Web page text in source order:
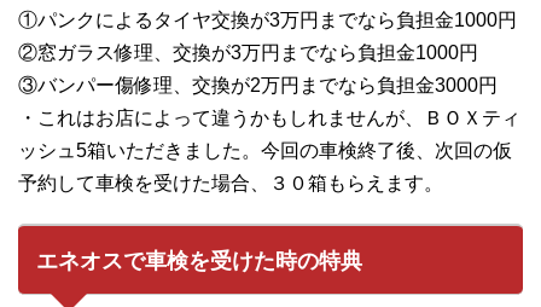
①パンクによるタイヤ交換が3万円までなら負担金1000円
②窓ガラス修理、交換が3万円までなら負担金1000円
③バンパー傷修理、交換が2万円までなら負担金3000円
・これはお店によって違うかもしれませんが、ＢＯＸティ
ッシュ5箱いただきました。今回の車検終了後、次回の仮
予約して車検を受けた場合、３０箱もらえます。
エネオスで車検を受けた時の特典